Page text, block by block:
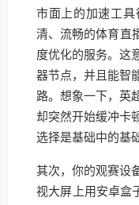
市面上的加速工
清、流畅的体育直
度优化的服务。这
器节点，并且能智
路。想象一下，英
却突然开始缓冲卡
选择是基础中的基
其次，你的观赛设
视大屏上用安卓盒